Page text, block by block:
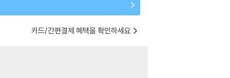
카드/간편결제 혜택을 확인하세요